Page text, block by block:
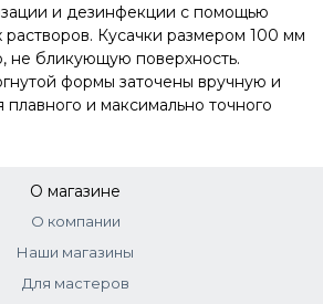
и дезинфекции с помощью
Кусачки размером 100 мм
не бликующую поверхность.
формы заточены вручную и
плавного и максимально точного
О магазине
О компании
Наши магазины
Для мастеров